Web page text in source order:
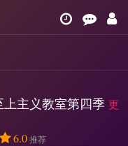
主义教室第四季 更
6.0 推荐